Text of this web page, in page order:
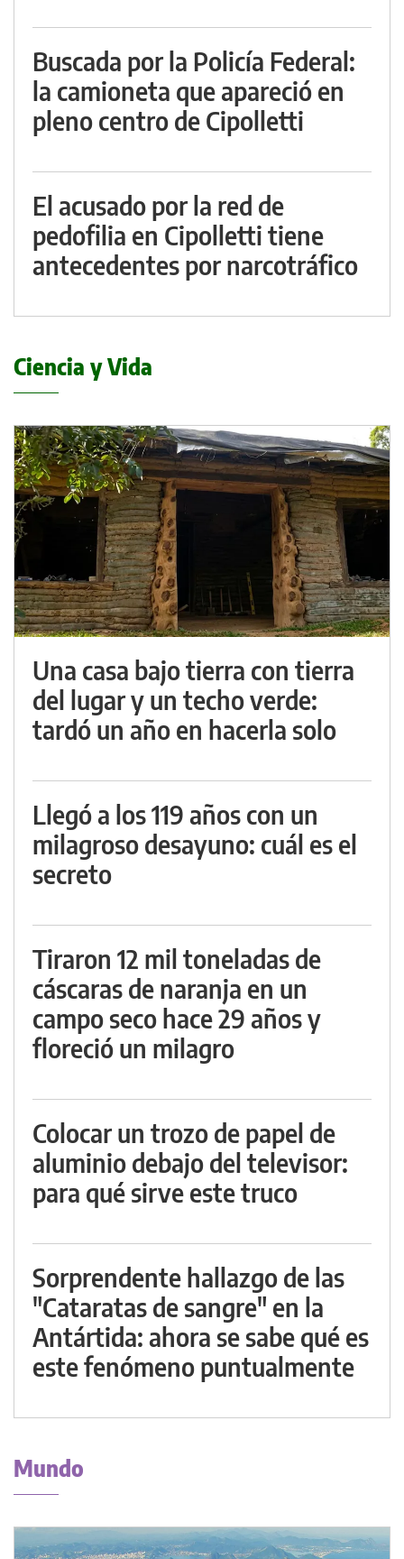
Buscada por la Policía Federal:
la camioneta que apareció en
pleno centro de Cipolletti
El acusado por la red de
pedofilia en Cipolletti tiene
antecedentes por narcotráfico
Ciencia y Vida
Una casa bajo tierra con tierra
del lugar y un techo verde:
tardó un año en hacerla solo
Llegó a los 119 años con un
milagroso desayuno: cuál es el
secreto
Tiraron 12 mil toneladas de
cáscaras de naranja en un
campo seco hace 29 años y
floreció un milagro
Colocar un trozo de papel de
aluminio debajo del televisor:
para qué sirve este truco
Sorprendente hallazgo de las
"Cataratas de sangre" en la
Antártida: ahora se sabe qué es
este fenómeno puntualmente
Mundo